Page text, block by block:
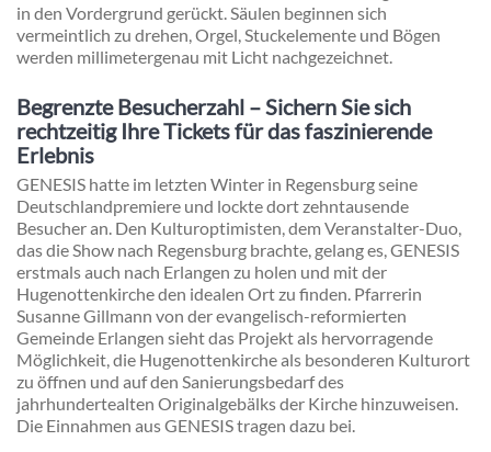
in den Vordergrund gerückt. Säulen beginnen sich
vermeintlich zu drehen, Orgel, Stuckelemente und Bögen
werden millimetergenau mit Licht nachgezeichnet.
Begrenzte Besucherzahl – Sichern Sie sich
rechtzeitig Ihre Tickets für das faszinierende
Erlebnis
GENESIS hatte im letzten Winter in Regensburg seine
Deutschlandpremiere und lockte dort zehntausende
Besucher an. Den Kulturoptimisten, dem Veranstalter-Duo,
das die Show nach Regensburg brachte, gelang es, GENESIS
erstmals auch nach Erlangen zu holen und mit der
Hugenottenkirche den idealen Ort zu finden. Pfarrerin
Susanne Gillmann von der evangelisch-reformierten
Gemeinde Erlangen sieht das Projekt als hervorragende
Möglichkeit, die Hugenottenkirche als besonderen Kulturort
zu öffnen und auf den Sanierungsbedarf des
jahrhundertealten Originalgebälks der Kirche hinzuweisen.
Die Einnahmen aus GENESIS tragen dazu bei.